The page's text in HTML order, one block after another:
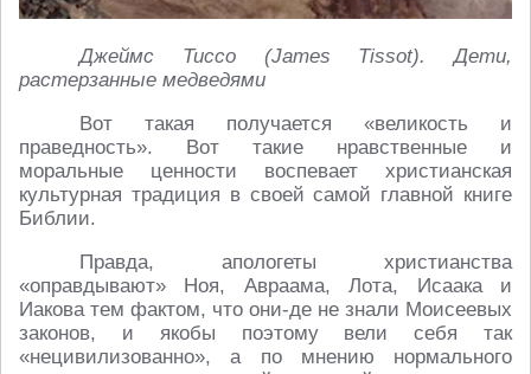
Джеймс Тиссо (James Tissot). Дети,
растерзанные медведями
Вот такая получается «великость и
праведность». Вот такие нравственные и
моральные ценности воспевает христианская
культурная традиция в своей самой главной книге
Библии.
Правда, апологеты христианства
«оправдывают» Ноя, Авраама, Лота, Исаака и
Иакова тем фактом, что они-де не знали Моисеевых
законов, и якобы поэтому вели себя так
«нецивилизованно», а по мнению нормального